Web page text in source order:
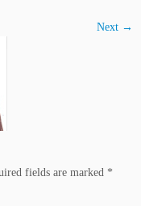
Next →
fields are marked *